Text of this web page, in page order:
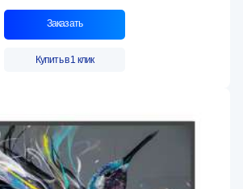
Заказать
Купить в 1 клик